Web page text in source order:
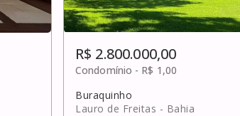
R$ 2.800.000,00
Condomínio - R$ 1,00
Buraquinho
Lauro de Freitas - Bahia